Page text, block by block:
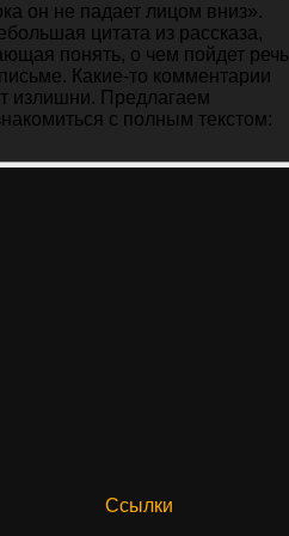
он не падает лицом вниз».
цитата из рассказа,
понять, о чем пойдет речь
Какие-то комментарии
излишни. Предлагаем
с полным текстом:
Ссылки